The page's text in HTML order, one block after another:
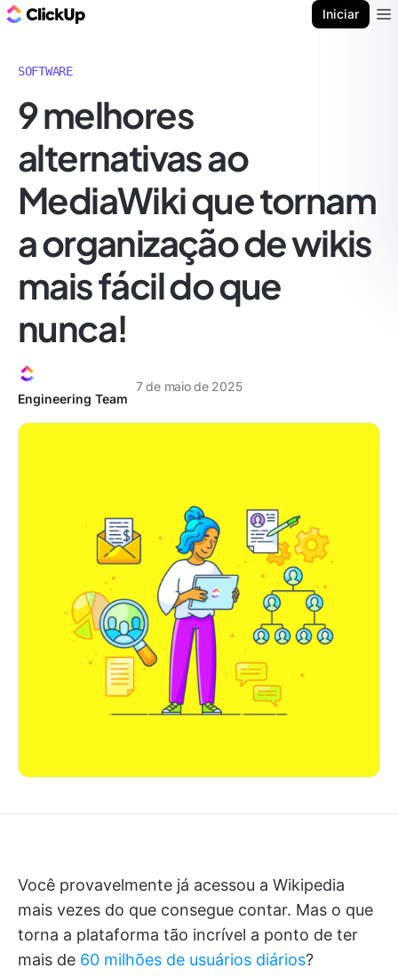
Iniciar
SOFTWARE
9 melhores
alternativas ao
MediaWiki que tornam
a organização de wikis
mais fácil do que
nunca!
Engineering Team
7 de maio de 2025
Você provavelmente já acessou a Wikipedia
mais vezes do que consegue contar. Mas o que
torna a plataforma tão incrível a ponto de ter
mais de 60 milhões de usuários diários?